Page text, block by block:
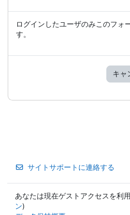
ログインしたユーザのみこのフォ
す。
キャ
サイトサポートに連絡する
あなたは現在ゲストアクセスを利
ン)